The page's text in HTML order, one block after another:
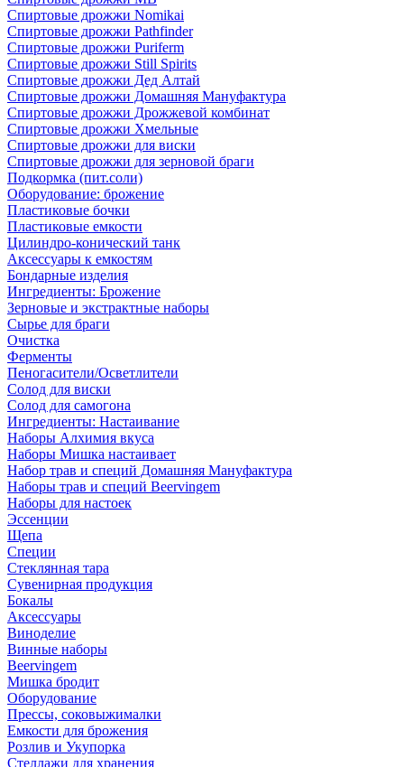
Спиртовые дрожжи Nomikai
Спиртовые дрожжи Pathfinder
Спиртовые дрожжи Puriferm
Спиртовые дрожжи Still Spirits
Спиртовые дрожжи Дед Алтай
Спиртовые дрожжи Домашняя Мануфактура
Спиртовые дрожжи Дрожжевой комбинат
Спиртовые дрожжи Хмельные
Спиртовые дрожжи для виски
Спиртовые дрожжи для зерновой браги
Подкормка (пит.соли)
Оборудование: брожение
Пластиковые бочки
Пластиковые емкости
Цилиндро-конический танк
Аксессуары к емкостям
Бондарные изделия
Ингредиенты: Брожение
Зерновые и экстрактные наборы
Сырье для браги
Очистка
Ферменты
Пеногасители/Осветлители
Солод для виски
Солод для самогона
Ингредиенты: Настаивание
Наборы Алхимия вкуса
Наборы Мишка настаивает
Набор трав и специй Домашняя Мануфактура
Наборы трав и специй Beervingem
Наборы для настоек
Эссенции
Щепа
Специи
Стеклянная тара
Сувенирная продукция
Бокалы
Аксессуары
Виноделие
Винные наборы
Beervingem
Мишка бродит
Оборудование
Прессы, соковыжималки
Емкости для брожения
Розлив и Укупорка
Стеллажи для хранения